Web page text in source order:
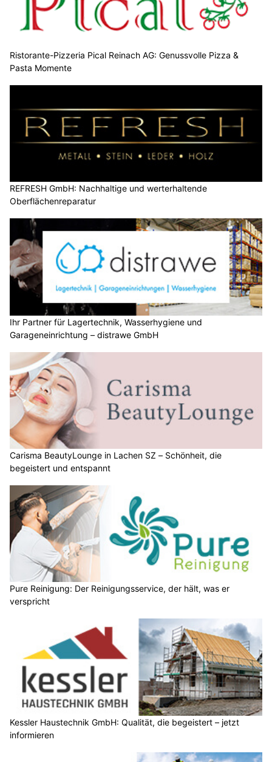
Ristorante-Pizzeria Pical Reinach AG: Genussvolle Pizza &
Pasta Momente
REFRESH GmbH: Nachhaltige und werterhaltende
Oberflächenreparatur
Ihr Partner für Lagertechnik, Wasserhygiene und
Garageneinrichtung – distrawe GmbH
Carisma BeautyLounge in Lachen SZ – Schönheit, die
begeistert und entspannt
Pure Reinigung: Der Reinigungsservice, der hält, was er
verspricht
Kessler Haustechnik GmbH: Qualität, die begeistert – jetzt
informieren